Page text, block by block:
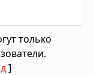
только
]